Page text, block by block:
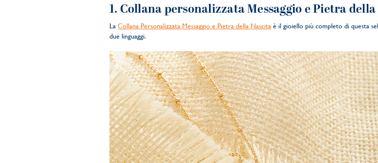
1. Collana personalizzata Messaggioe Pietra
La Collana Personalizzata Messaggio e Pietra della Nascita è il gioiello più completo di questa
due linguaggi.